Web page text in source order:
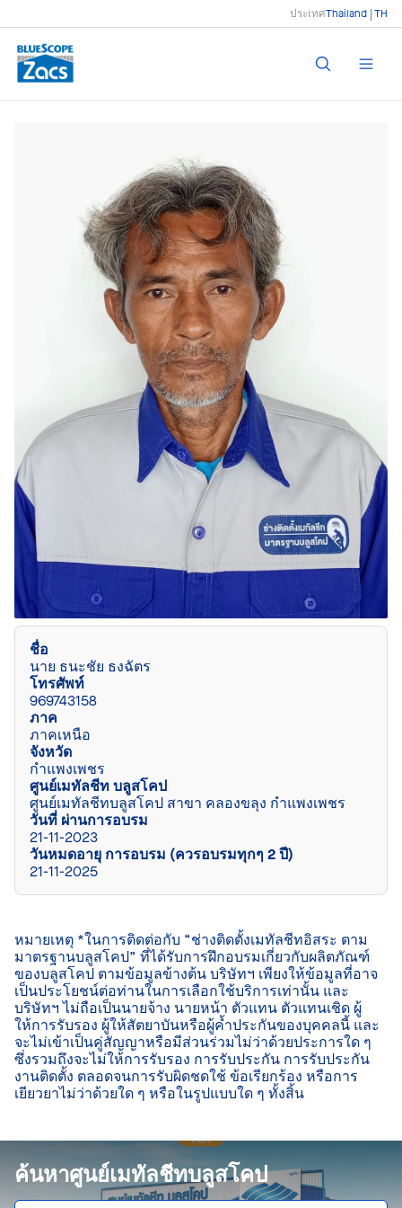
ประเทศThailand | TH
ชื่อ
นาย ธนะชัย ธงฉัตร
โทรศัพท์
969743158
ภาค
ภาคเหนือ
จังหวัด
กำแพงเพชร
ศูนย์เมทัลชีท บลูสโคป
ศูนย์เมทัลชีทบลูสโคป สาขา คลองขลุง กำแพงเพชร
วันที่ ผ่านการอบรม
21-11-2023
วันหมดอายุ การอบรม (ควรอบรมทุกๆ 2 ปี)
21-11-2025
หมายเหตุ *ในการติดต่อกับ “ช่างติดตั้งเมทัลชีทอิสระ ตาม
มาตรฐานบลูสโคป” ที่ได้รับการฝึกอบรมเกี่ยวกับผลิตภัณฑ์
ของบลูสโคป ตามข้อมูลข้างต้น บริษัทฯ เพียงให้ข้อมูลที่อาจ
เป็นประโยชน์ต่อท่านในการเลือกใช้บริการเท่านั้น และ
บริษัทฯ ไม่ถือเป็นนายจ้าง นายหน้า ตัวแทน ตัวแทนเชิด ผู้
ให้การรับรอง ผู้ให้สัตยาบันหรือผู้ค้ำประกันของบุคคลนี้ และ
จะไม่เข้าเป็นคู่สัญญาหรือมีส่วนร่วมไม่ว่าด้วยประการใด ๆ
ซึ่งรวมถึงจะไม่ให้การรับรอง การรับประกัน การรับประกัน
งานติดตั้ง ตลอดจนการรับผิดชดใช้ ข้อเรียกร้อง หรือการ
เยียวยาไม่ว่าด้วยใด ๆ หรือในรูปแบบใด ๆ ทั้งสิ้น
ค้นหาศูนย์เมทัลชีทบลูสโคป